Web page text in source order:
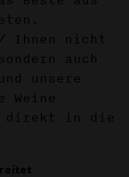
Ihnen nicht
auch
unsere
direkt in die